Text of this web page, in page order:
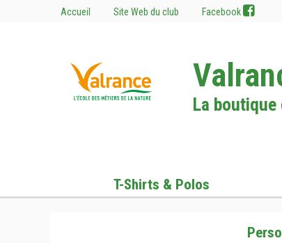
Accueil Site Web du club Facebook
La
T-Shirts & Polos